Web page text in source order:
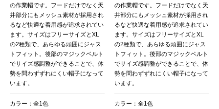
の作業帽です。フードだけでなく天
井部分にもメッシュ素材が採用され
るなど快適な着用感が追求されてい
ます。サイズはフリーサイズとXL
の2種類で、あらゆる頭囲にジャス
トフィット。後部のマジックベルト
でサイズ感調整ができることで、体
勢を問わずずれにくい帽子になって
います。
カラー：全1色
の作業帽です。フードだけでなく天
井部分にもメッシュ素材が採用され
るなど快適な着用感が追求されてい
ます。サイズはフリーサイズとXL
の2種類で、あらゆる頭囲にジャス
トフィット。後部のマジックベルト
でサイズ感調整ができることで、体
勢を問わずずれにくい帽子になって
います。
カラー：全1色